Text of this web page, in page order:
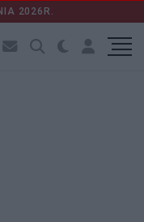
2026R.